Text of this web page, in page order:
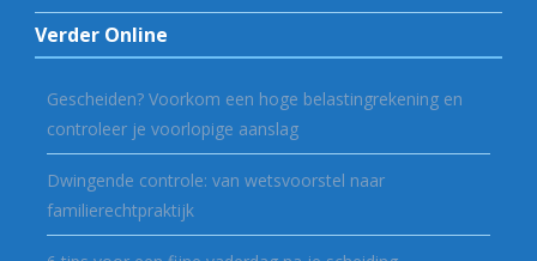
Verder Online
Gescheiden? Voorkom een hoge belastingrekening en
controleer je voorlopige aanslag
Dwingende controle: van wetsvoorstel naar
familierechtpraktijk